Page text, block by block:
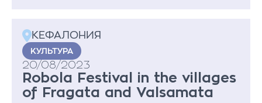
КЕФАЛОНИЯ
KУЛЬТУРА
20/08/2023
Robola Festival in the villages
of Fragata and Valsamata